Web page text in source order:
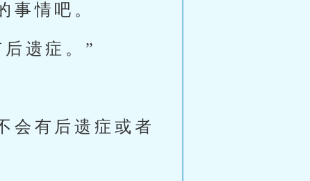
事情吧。
遗症。”
会有后遗症或者